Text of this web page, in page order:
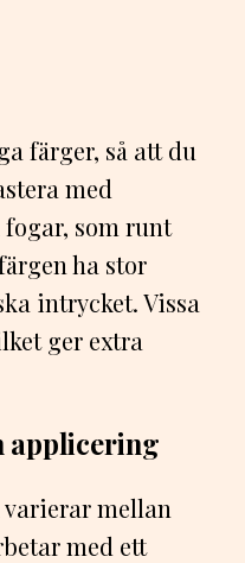
färger, så att du
med
som runt
ha stor
intrycket. Vissa
ger extra
applicering
mellan
med ett